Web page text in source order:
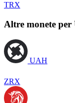
TRX
Altre monete
UAH
ZRX